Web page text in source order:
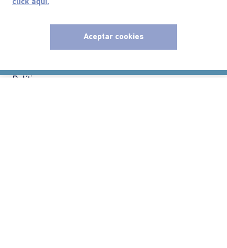
click aquí.
Aceptar cookies
Nuestra Marca
Políticas